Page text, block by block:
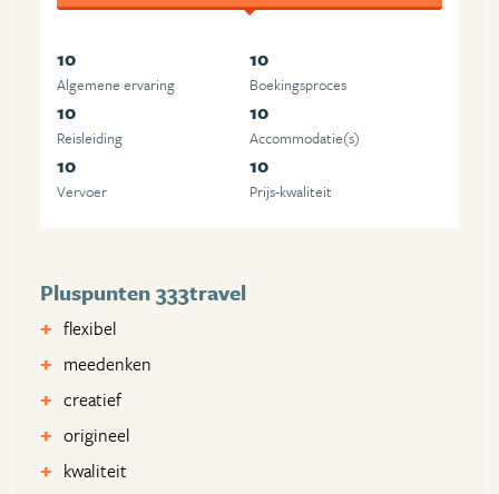
10
Algemene ervaring
10
Boekingsproces
10
Reisleiding
10
Accommodatie(s)
10
Vervoer
10
Prijs-kwaliteit
Pluspunten 333travel
flexibel
meedenken
creatief
origineel
kwaliteit